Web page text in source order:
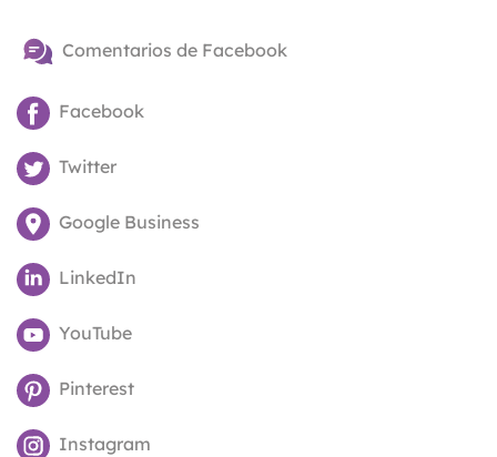
Comentarios de Facebook
Facebook
Twitter
Google Business
LinkedIn
YouTube
Pinterest
Instagram